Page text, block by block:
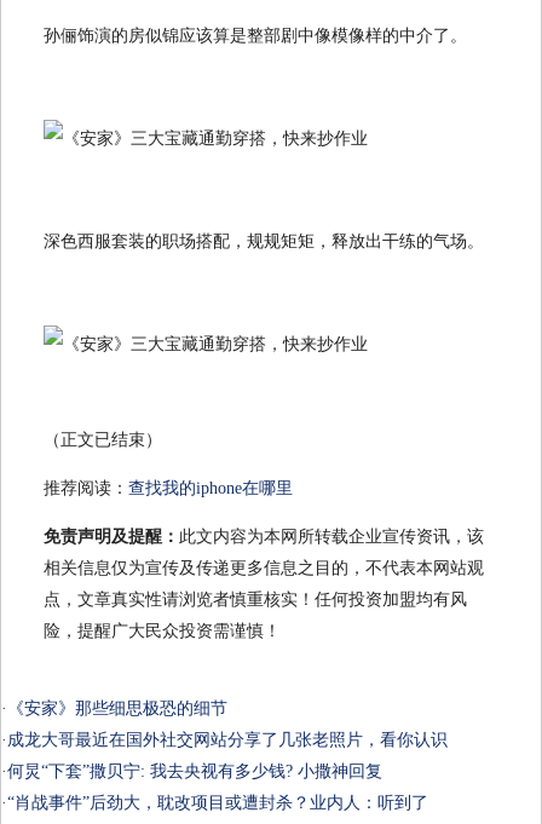
孙俪饰演的房似锦应该算是整部剧中像模像样的中介了。
深色西服套装的职场搭配，规规矩矩，释放出干练的气场。
（正文已结束）
推荐阅读： 查找我的iphone在哪里
免责声明及提醒： 此文内容为本网所转载企业宣传资讯，该
相关信息仅为宣传及传递更多信息之目的，不代表本网站观
点，文章真实性请浏览者慎重核实！任何投资加盟均有风
险，提醒广大民众投资需谨慎！
·
《安家》那些细思极恐的细节
· 成龙大哥最近在国外社交网站分享了几张老照片，看你认识
·何炅“下套”撒贝宁: 我去央视有多少钱? 小撒神回复
·“肖战事件”后劲大，耽改项目或遭封杀？业内人：听到了